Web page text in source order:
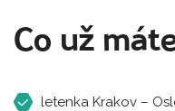
Co už
letenka Krakov –